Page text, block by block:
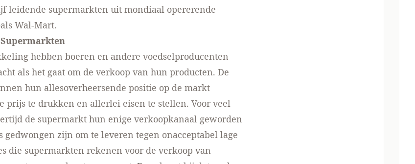
leidende supermarkten uit mondiaal opererende
Wal-Mart.
hebben boeren en andere voedselproducenten
als het gaat om de verkoop van hun producten. De
hun allesoverheersende positie op de markt
prijs te drukken en allerlei eisen te stellen. Voor veel
de supermarkt hun enige verkoopkanaal geworden
gedwongen zijn om te leveren tegen onacceptabel lage
die supermarkten rekenen voor de verkoop van